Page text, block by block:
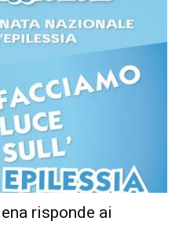
risponde ai